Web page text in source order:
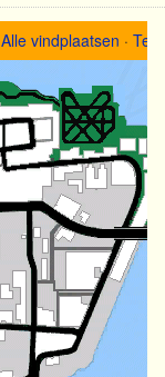
Alle vindplaatsen ·